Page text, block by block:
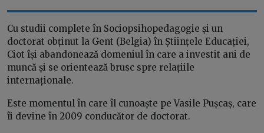
Cu studii complete în Sociopsihopedagogie și un
doctorat obținut la Gent (Belgia) în Științele Educației,
Ciot își abandonează domeniul în care a investit ani de
muncă și se orientează brusc spre relațiile
internaționale.
Este momentul în care îl cunoaște pe Vasile Pușcaș, care
îi devine în 2009 conducător de doctorat.